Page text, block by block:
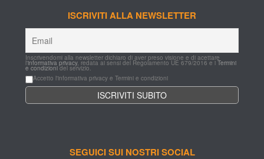
ISCRIVITI ALLA NEWSLETTER
Inscrivendomi alla newsletter dichiaro di aver preso visione e di acettare
l'informativa privacy, redata ai sensi del Regolamento UE 679/2016 e i Termini
e condizioni del servizio.
Accetto l'informativa privacy e Termini e condizioni
SEGUICI SUI NOSTRI SOCIAL